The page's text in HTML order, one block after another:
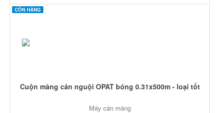
CÒN HÀNG
Cuộn màng cán nguội OPAT bóng 0.31x500m - loại tốt
Máy cán màng